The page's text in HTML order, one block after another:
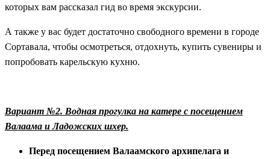
которых вам рассказал гид во время экскурсии.
А также у вас будет достаточно свободного времени в городе
Сортавала, чтобы осмотреться, отдохнуть, купить сувениры и
попробовать карельскую кухню.
Вариант №2. Водная прогулка на катере с посещением
Валаама и Ладожских шхер.
Перед посещением Валаамского архипелага и